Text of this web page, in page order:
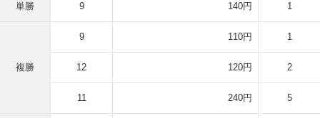
単勝 9 140円 1
複勝
9 110円 1
12 120円 2
11 240円 5